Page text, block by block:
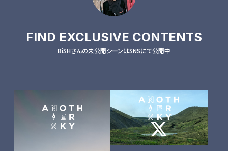
FIND EXCLUSIVE CONTENTS
BiSHさんの未公開シーンはSNSにて公開中